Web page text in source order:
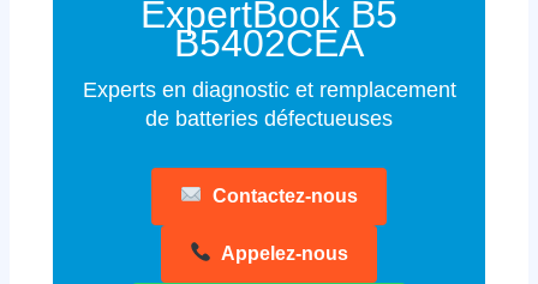
ExpertBook B5
B5402CEA
Experts en diagnostic et remplacement
de batteries défectueuses
Contactez-nous
Appelez-nous